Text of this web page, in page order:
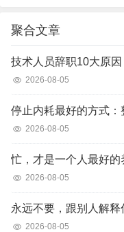
聚合文章
技术人员辞职10大原因
2026-08-05
停止内耗最好的方式：
2026-08-05
忙，才是一个人最好的
2026-08-05
永远不要，跟别人解释
2026-08-05